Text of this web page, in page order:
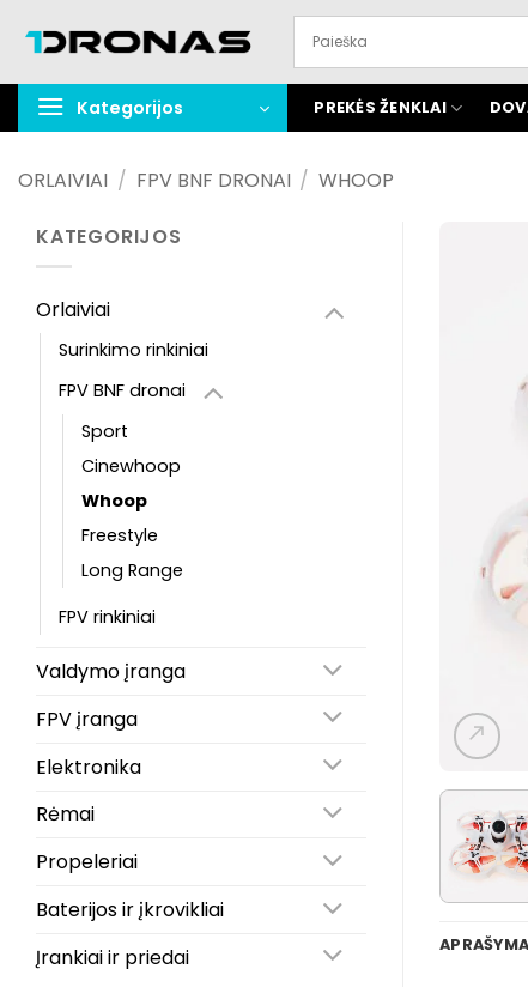
turinį
Kategorijos PREKĖS ŽENKLAI
ORLAIVIAI / FPV BNF DRONAI / WHOOP
KATEGORIJOS
Orlaiviai
Surinkimo rinkiniai
FPV BNF dronai
Sport
Cinewhoop
Whoop
Freestyle
Long Range
FPV rinkiniai
Valdymo įranga
FPV įranga
Elektronika
Rėmai
Propeleriai
Baterijos ir įkrovikliai
Įrankiai ir priedai